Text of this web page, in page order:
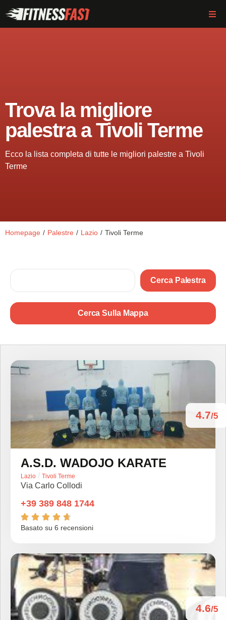
Trova la migliore
palestra a Tivoli Terme
Ecco la lista completa di tutte le migliori palestre a Tivoli
Terme
Homepage / Palestre / Lazio / Tivoli Terme
Cerca Palestra
Cerca Sulla Mappa
4.7/5
A.S.D. WADOJO KARATE
Lazio / Tivoli Terme
Via Carlo Collodi
+39 389 848 1744
    
Basato su 6 recensioni
4.6/5